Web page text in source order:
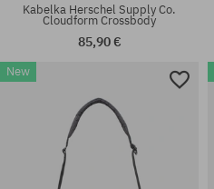
univerzálna veľkosť
Kabelka Herschel Supply Co.
Cloudform Crossbody
85,90 €
New